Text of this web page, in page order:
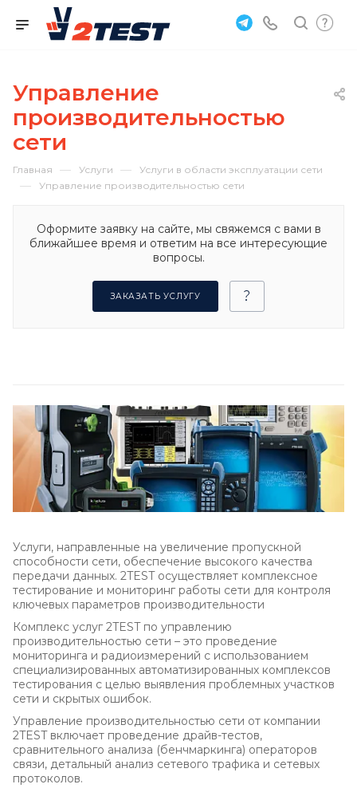
Управление
производительностью
сети
Главная — Услуги — Услуги в области эксплуатации сети
— Управление производительностью сети
Оформите заявку на сайте, мы свяжемся с вами в
ближайшее время и ответим на все интересующие
вопросы.
ЗАКАЗАТЬ УСЛУГУ
Услуги, направленные на увеличение пропускной
способности сети, обеспечение высокого качества
передачи данных. 2TEST осуществляет комплексное
тестирование и мониторинг работы сети для контроля
ключевых параметров производительности
Комплекс услуг 2TEST по управлению
производительностью сети – это проведение
мониторинга и радиоизмерений с использованием
специализированных автоматизированных комплексов
тестирования с целью выявления проблемных участков
сети и скрытых ошибок.
Управление производительностью сети от компании
2TEST включает проведение драйв-тестов,
сравнительного анализа (бенчмаркинга) операторов
связи, детальный анализ сетевого трафика и сетевых
протоколов.